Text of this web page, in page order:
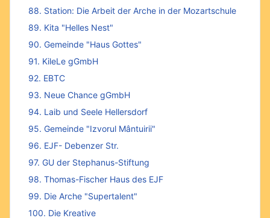
88. Station: Die Arbeit der Arche in der Mozartschule
89. Kita "Helles Nest"
90. Gemeinde "Haus Gottes"
91. KileLe gGmbH
92. EBTC
93. Neue Chance gGmbH
94. Laib und Seele Hellersdorf
95. Gemeinde "Izvorul Mântuirii"
96. EJF- Debenzer Str.
97. GU der Stephanus-Stiftung
98. Thomas-Fischer Haus des EJF
99. Die Arche "Supertalent"
100. Die Kreative